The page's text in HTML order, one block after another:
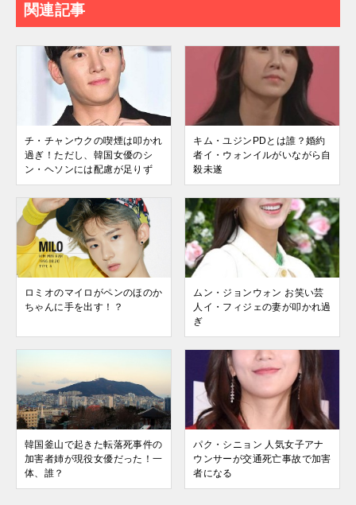
関連記事
チ・チャンウクの喫煙は叩かれ
過ぎ！ただし、韓国女優のシ
ン・ヘソンには配慮が足りず
キム・ユジンPDとは誰？婚約
者イ・ウォンイルがいながら自
殺未遂
ロミオのマイロがペンのほのか
ちゃんに手を出す！？
ムン・ジョンウォン お笑い芸
人イ・フィジェの妻が叩かれ過
ぎ
韓国釜山で起きた転落死事件の
加害者姉が現役女優だった！一
体、誰？
パク・シニョン 人気女子アナ
ウンサーが交通死亡事故で加害
者になる